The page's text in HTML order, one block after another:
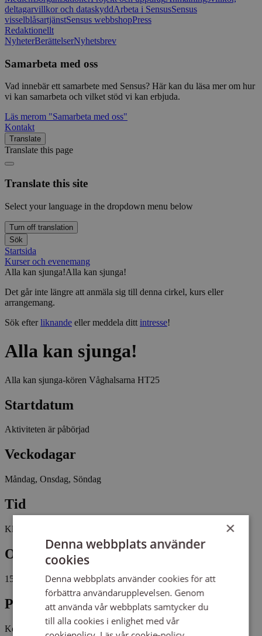
deltagarvillkor och dataskyddArbeta i SensusSensus
visselblåsartjänstSensus webbshopPress
Redaktionellt
NyheterBerättelserNyhetsbrev
Samarbeta med oss
Vad innebär ett samarbete med Sensus? Här kan du läsa mer om hur
vi kan samarbeta och vilket stöd vi kan erbjuda.
Läs merom "Samarbeta med oss"
Kontakt
Translate
Translate this page
Translate this site
Select your language in the dropdown menu below
Turn off translation
Sök
Startsida
Kurser och evenemang
Alla kan sjunga!Alla kan sjunga!
Det går inte längre att anmäla sig till denna cirkel, kurs eller
arrangemang.
Sök efterliknande eller meddela ditt intresse!
Alla kan sjunga!
Alla kan sjunga-kören Våghalsarna HT25
Startdatum
Aktiviteten är påbörjad
Veckodagar
Måndag, Onsdag, Söndag
Tid
Kl 18:30 - 19:30
Omfattning
15 tillfällen, 15 studietimmar
Pris
Kostnadsfritt
×
Denna webbplats använder
cookies
Denna webbplats använder cookies för att
förbättra användarupplevelsen. Genom
att använda vår webbplats samtycker du
till alla cookies i enlighet med vår